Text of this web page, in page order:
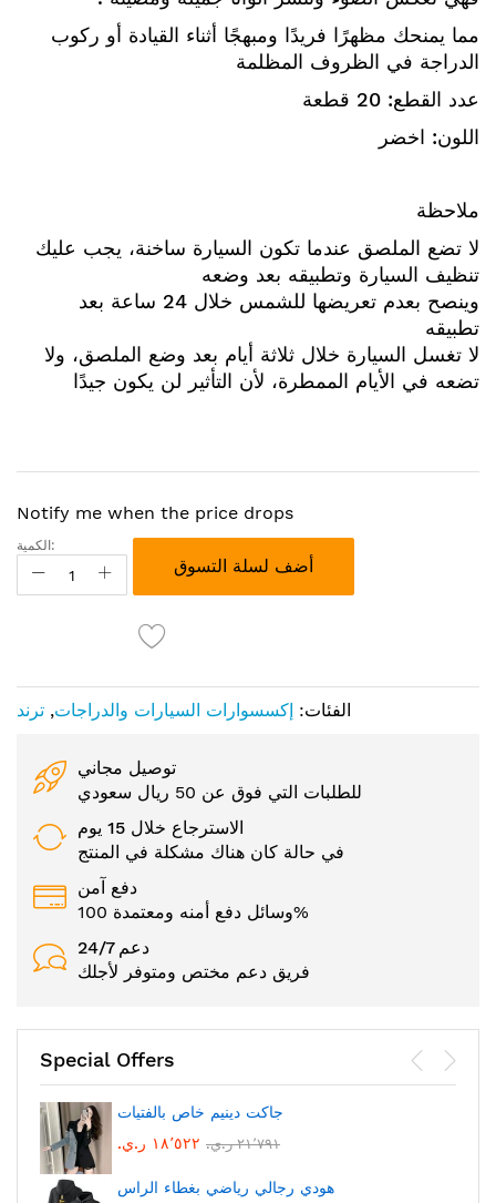
مما يمنحك مظهرًا فريدًا ومبهجًا أثناء القيادة أو ركوب
الدراجة في الظروف المظلمة
عدد القطع: 20 قطعة
اللون: اخضر
ملاحظة
تنظيف السيارة وتطبيقه بعد وضعه
تطبيقه
لا تغسل السيارة خلال ثلاثة أيام بعد وضع الملصق، ولا
تضعه في الأيام الممطرة، لأن التأثير لن يكون جيدًا
Notify me when the price drops
الكمية:
أضف لسلة التسوق
الفئات: إكسسوارات السيارات والدراجات, ترند
توصيل مجاني
للطلبات التي فوق عن 50 ريال سعودي
الاسترجاع خلال 15 يوم
في حالة كان هناك مشكلة في المنتج
دفع آمن
وسائل دفع أمنه ومعتمدة 100%
24/7 دعم
فريق دعم مختص ومتوفر لأجلك
Special Offers
جاكت دينيم خاص بالفتيات
١٨٬٥٢٢ ر.ي.‏
٢١٬٧٩١ ر.ي.‏
هودي رجالي رياضي بغطاء الراس